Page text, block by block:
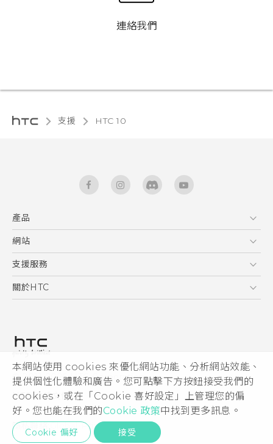
本網站使用 cookies 來優化網站功能、分析網站效能、
提供個性化體驗和廣告。您可點擊下方按鈕接受我們的
cookies，或在「Cookie 喜好設定」上管理您的偏
好。您也能在我們的Cookie 政策中找到更多訊息。
Cookie 偏好 接受
連絡我們
支援 HTC 10‎
產品
5G
智能手機
區塊鍊手機
網站
HTC Dev
HTC Research
支援服務
服務中心
關於HTC
私隱政策
產品安全
加入HTC
Security and Privacy Whitepaper
© 2011-2026 HTC Corporation
HTC 法律文件
隱私聯絡: Global-Privacy@htc.com